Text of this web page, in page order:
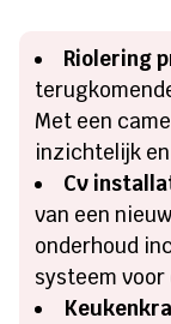
Riolering
Met een
inzichtelijk
Cv
van een
onderhoud
systeem